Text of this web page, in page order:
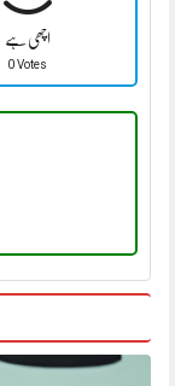
اچھی ہے
0 Votes